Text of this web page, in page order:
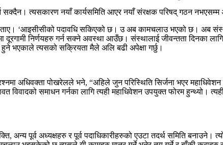
त्यसकारण नयाँ कार्यसमिति आएर नयाँ संरक्षक परिषद् गठन
‘आइसीसीको पदावधि सकिएको छ। उ अब कामचलाउ भएको छ। अब
निर्णयहरु गर्न सक्ने अवस्था आउँछ। संस्थालाई जीवन्तता दिनका
भएकाले त्यसको सक्रियता मैले अलि बढी अपेक्षा गर्छु।
अधिवक्ता पोखरेलले भने, “अहिले जुन परिस्थिति सिर्जना भएर महाधिवेशन
समाधन गर्नका लागि त्यही महाधिवेशन उपयुक्त फोरम हुन्थ्यो।
अन्य पूर्व अध्यक्षहरु र पूर्व पदाधिकारीहरुको एउटा तदर्थ समिति बनाउने।